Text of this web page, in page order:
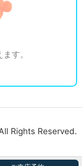
す。
Rights Reserved.